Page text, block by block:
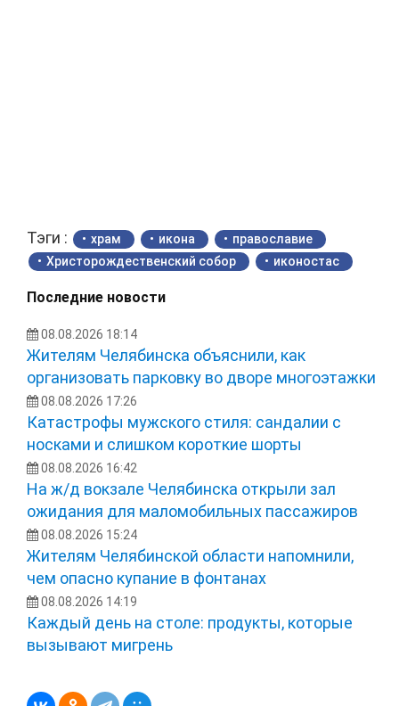
Тэги : храм икона
православие
Христорождественский собор
иконостас
Последние новости
08.08.2026 18:14
Жителям Челябинска объяснили, как
организовать парковку во дворе многоэтажки
08.08.2026 17:26
Катастрофы мужского стиля: сандалии с
носками и слишком короткие шорты
08.08.2026 16:42
На ж/д вокзале Челябинска открыли зал
ожидания для маломобильных пассажиров
08.08.2026 15:24
Жителям Челябинской области напомнили,
чем опасно купание в фонтанах
08.08.2026 14:19
Каждый день на столе: продукты, которые
вызывают мигрень